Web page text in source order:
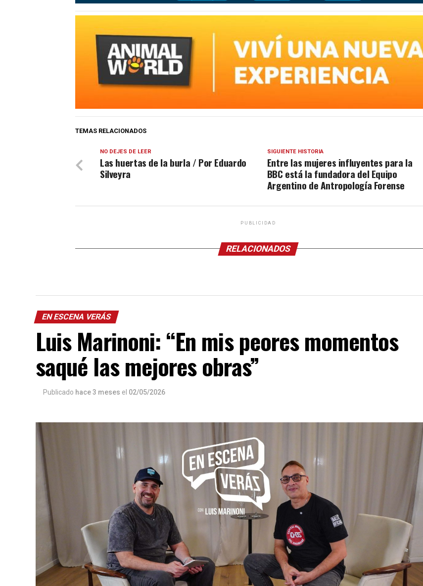
TEMAS RELACIONADOS
SIGUIENTE HISTORIA
Entre las mujeres influyentes para la
BBC está la fundadora del Equipo
Argentino de Antropología Forense
NO DEJES DE LEER
Las huertas de la burla / Por Eduardo
Silveyra
PUBLICIDAD
RELACIONADOS
EN ESCENA VERÁS
Luis Marinoni: “En mis peores momentos
saqué las mejores obras”
Publicado hace 3 meses el 02/05/2026